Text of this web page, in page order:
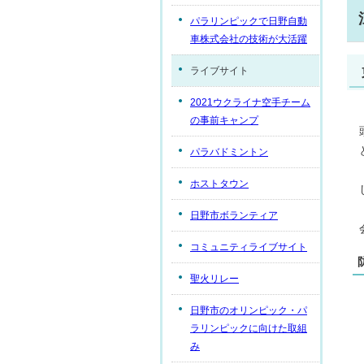
パラリンピックで日野自動
車株式会社の技術が大活躍
ライブサイト
2021ウクライナ空手チーム
の事前キャンプ
パラバドミントン
ホストタウン
日野市ボランティア
コミュニティライブサイト
聖火リレー
日野市のオリンピック・パ
ラリンピックに向けた取組
み